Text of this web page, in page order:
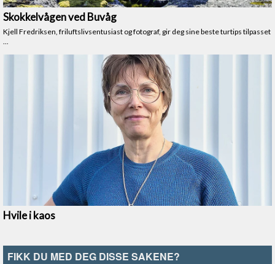
FIKK DU MED DEG DISSE SAKENE?